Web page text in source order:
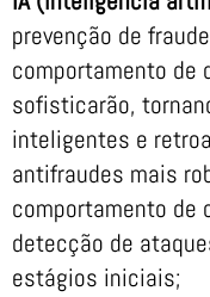
prevenção de
comportamento de
sofisticarão,
inteligentes e
antifraudes mais
comportamento de
detecção de
estágios iniciais;